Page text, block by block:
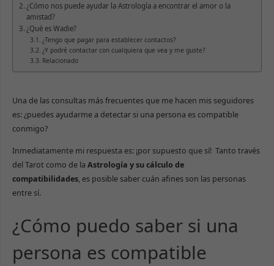
¿Cómo nos puede ayudar la Astrología a encontrar el amor o la
amistad?
¿Qué es Wadie?
¿Tengo que pagar para establecer contactos?
¿Y podré contactar con cualquiera que vea y me guste?
Relacionado
Una de las consultas más frecuentes que me hacen mis seguidores
es: ¿puedes ayudarme a detectar si una persona es compatible
conmigo?
Inmediatamente mi respuesta es: ¡por supuesto que sí! Tanto través
del Tarot como de la Astrología y su cálculo de
compatibilidades, es posible saber cuán afines son las personas
entre sí.
¿Cómo puedo saber si una
persona es compatible